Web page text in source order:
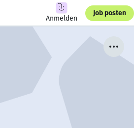
Anmelden
Job posten